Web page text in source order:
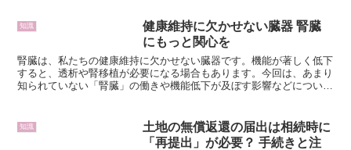
知識
健康維持に欠かせない臓器 腎臓
にもっと関心を
腎臓は、私たちの健康維持に欠かせない臓器です。機能が著しく低下
すると、透析や腎移植が必要になる場合もあります。今回は、あまり
知られていない「腎臓」の働きや機能低下が及ぼす影響などについて
知識
土地の無償返還の届出は相続時に
「再提出」が必要？ 手続きと注